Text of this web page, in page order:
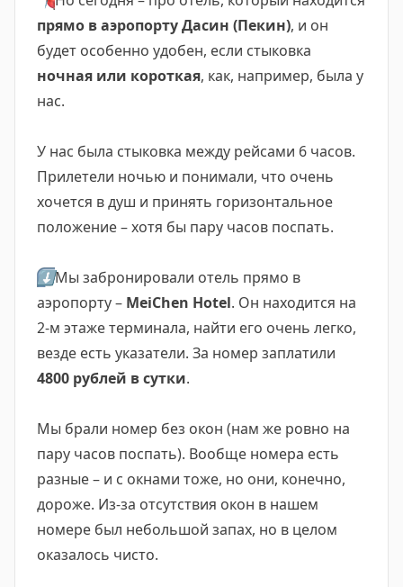
прямо в аэропорту Дасин (Пекин), и он
будет особенно удобен, если стыковка
ночная или короткая, как, например, была у
нас.
У нас была стыковка между рейсами 6 часов.
Прилетели ночью и понимали, что очень
хочется в душ и принять горизонтальное
положение – хотя бы пару часов поспать.
⬇️Мы забронировали отель прямо в
аэропорту – MeiChen Hotel. Он находится на
2-м этаже терминала, найти его очень легко,
везде есть указатели. За номер заплатили
4800 рублей в сутки.
Мы брали номер без окон (нам же ровно на
пару часов поспать). Вообще номера есть
разные – и с окнами тоже, но они, конечно,
дороже. Из-за отсутствия окон в нашем
номере был небольшой запах, но в целом
оказалось чисто.